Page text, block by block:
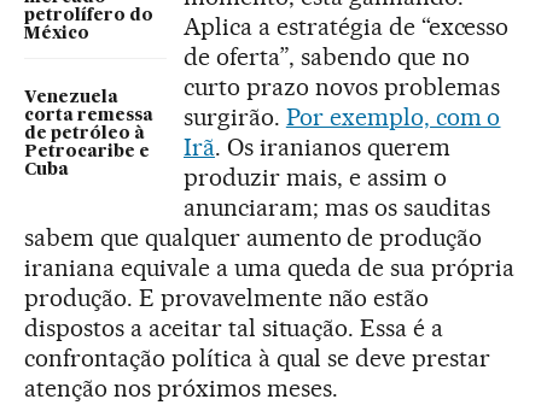
petrolífero do
México
Venezuela
corta remessa
de petróleo à
Petrocaribe e
Cuba
Aplica a estratégia de “excesso
de oferta”, sabendo que no
curto prazo novos problemas
surgirão. Por exemplo, com o
Irã. Os iranianos querem
produzir mais, e assim o
anunciaram; mas os sauditas
sabem que qualquer aumento de produção
iraniana equivale a uma queda de sua própria
produção. E provavelmente não estão
dispostos a aceitar tal situação. Essa é a
confrontação política à qual se deve prestar
atenção nos próximos meses.